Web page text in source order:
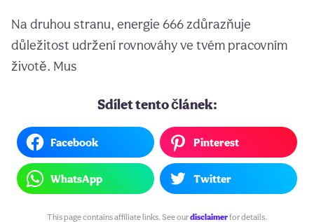
Na druhou stranu, energie 666 zdůrazňuje
důležitost udržení rovnováhy ve tvém pracovním
životě. Mus
Sdílet tento článek:
Facebook Pinterest
WhatsApp Twitter
This page contains affiliate links. See ourdisclaimerfor details.